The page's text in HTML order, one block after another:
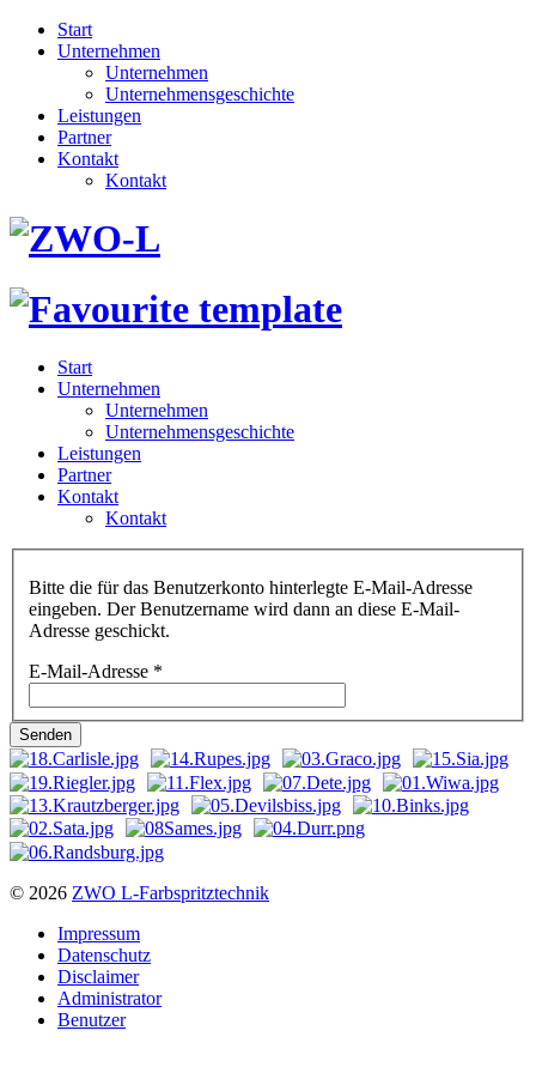
Start
Unternehmen
Unternehmen
Unternehmensgeschichte
Leistungen
Partner
Kontakt
Kontakt
Start
Unternehmen
Unternehmen
Unternehmensgeschichte
Leistungen
Partner
Kontakt
Kontakt
Bitte die für das Benutzerkonto hinterlegte E-Mail-Adresse
eingeben. Der Benutzername wird dann an diese E-Mail-
Adresse geschickt.
E-Mail-Adresse *
Senden
© 2026 ZWO L-Farbspritztechnik
Impressum
Datenschutz
Disclaimer
Administrator
Benutzer